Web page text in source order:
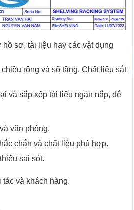
sơ, tài liệu hay các vật dụng
rộng và số tầng. Chất liệu sắt
và sắp xếp tài liệu ngăn nắp, dễ
văn phòng.
chắn và chất liệu phù hợp.
sai sót.
và khách hàng.